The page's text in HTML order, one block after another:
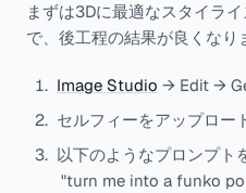
まずは3Dに最適なスタイラ
で、後工程の結果が良くなり
Image Studio → Edit →
セルフィーをアップロー
以下のようなプロンプト
"turn me into a funko